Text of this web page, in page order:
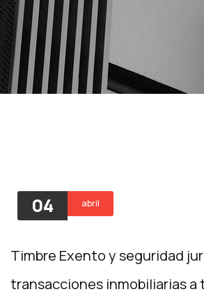
04 abril
Timbre Exento y seguridad
transacciones inmobiliarias a